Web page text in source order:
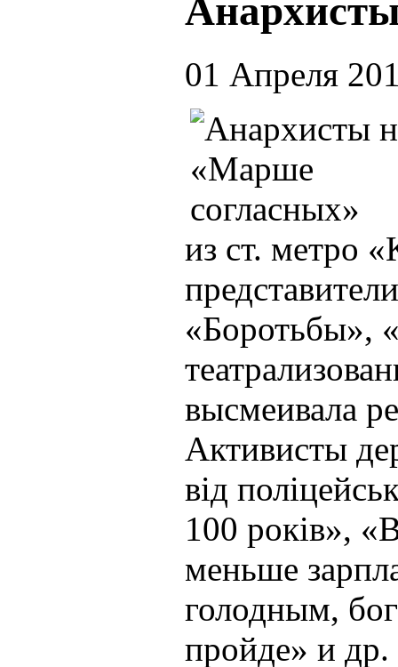
01 Апреля
из ст. метро
«Боротьбы»,
высмеивала
Активисты
від
100 років»,
меньше
голодным,
пройде» и